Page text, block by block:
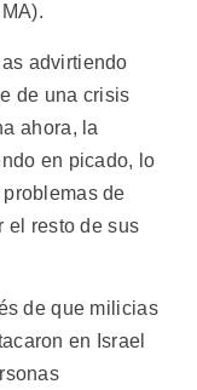
advirtiendo
de una crisis
ahora, la
en picado, lo
de
el resto de sus
de que milicias
en Israel